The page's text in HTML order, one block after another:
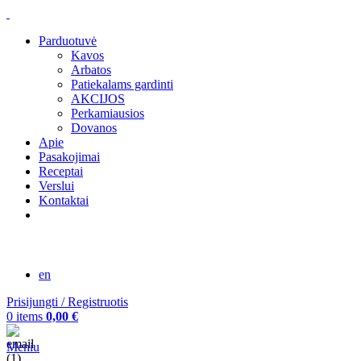
Parduotuvė
Kavos
Arbatos
Patiekalams gardinti
AKCIJOS
Perkamiausios
Dovanos
Apie
Pasakojimai
Receptai
Verslui
Kontaktai
en
Prisijungti / Registruotis
0 items 0,00 €
Meniu